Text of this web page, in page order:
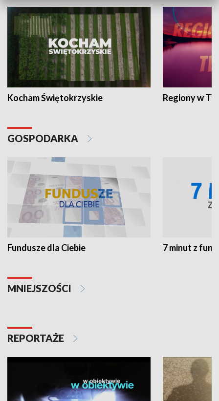
Kocham Świętokrzyskie Regiony w
GOSPODARKA
Fundusze dla Ciebie 7 minut z
MNIEJSZOŚCI
REPORTAŻE